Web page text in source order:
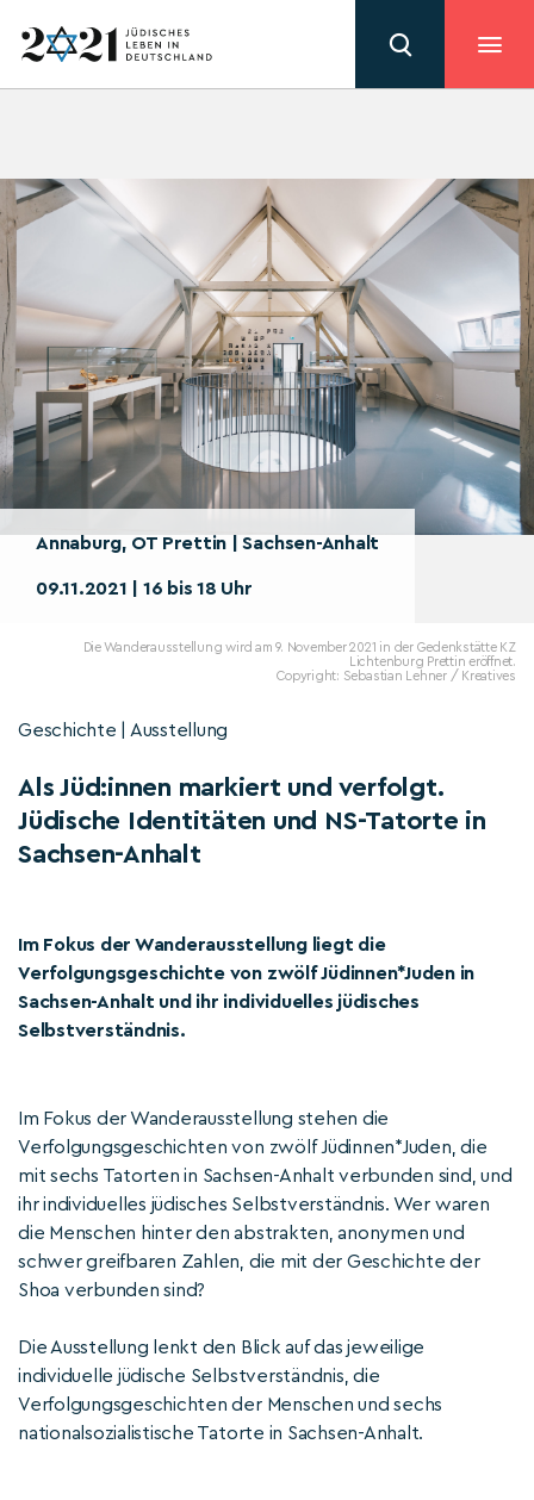
Annaburg, OT Prettin | Sachsen-Anhalt
09.11.2021 | 16 bis 18 Uhr
Die Wanderausstellung wird am 9. November 2021 in der Gedenkstätte KZ
Lichtenburg Prettin eröffnet.
Copyright: Sebastian Lehner / Kreatives
Geschichte | Ausstellung
Als Jüd:innen markiert und verfolgt.
Jüdische Identitäten und NS-Tatorte in
Sachsen-Anhalt
Im Fokus der Wanderausstellung liegt die
Verfolgungsgeschichte von zwölf Jüdinnen*Juden in
Sachsen-Anhalt und ihr individuelles jüdisches
Selbstverständnis.
Im Fokus der Wanderausstellung stehen die
Verfolgungsgeschichten von zwölf Jüdinnen*Juden, die
mit sechs Tatorten in Sachsen-Anhalt verbunden sind, und
ihr individuelles jüdisches Selbstverständnis. Wer waren
die Menschen hinter den abstrakten, anonymen und
schwer greifbaren Zahlen, die mit der Geschichte der
Shoa verbunden sind?
Die Ausstellung lenkt den Blick auf das jeweilige
individuelle jüdische Selbstverständnis, die
Verfolgungsgeschichten der Menschen und sechs
nationalsozialistische Tatorte in Sachsen-Anhalt.